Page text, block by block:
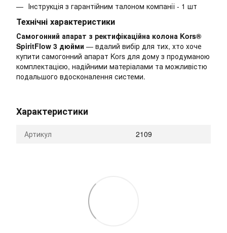
Інструкція з гарантійним талоном компанії - 1 шт
Технічні характеристики
Самогонний апарат з ректифікаційна колона Kors®
SpiritFlow 3 дюйми — вдалий вибір для тих, хто хоче
купити самогонний апарат Kors для дому з продуманою
комплектацією, надійними матеріалами та можливістю
подальшого вдосконалення системи.
Характеристики
Артикул 2109